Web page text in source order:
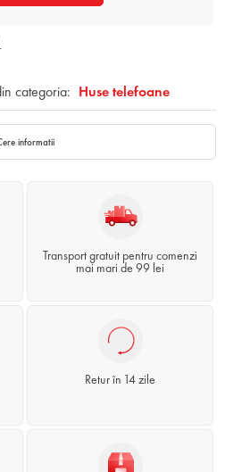
categoria: Huse telefoane
informatii
Transport gratuit pentru comenzi
mai mari de 99 lei
Retur în 14 zile